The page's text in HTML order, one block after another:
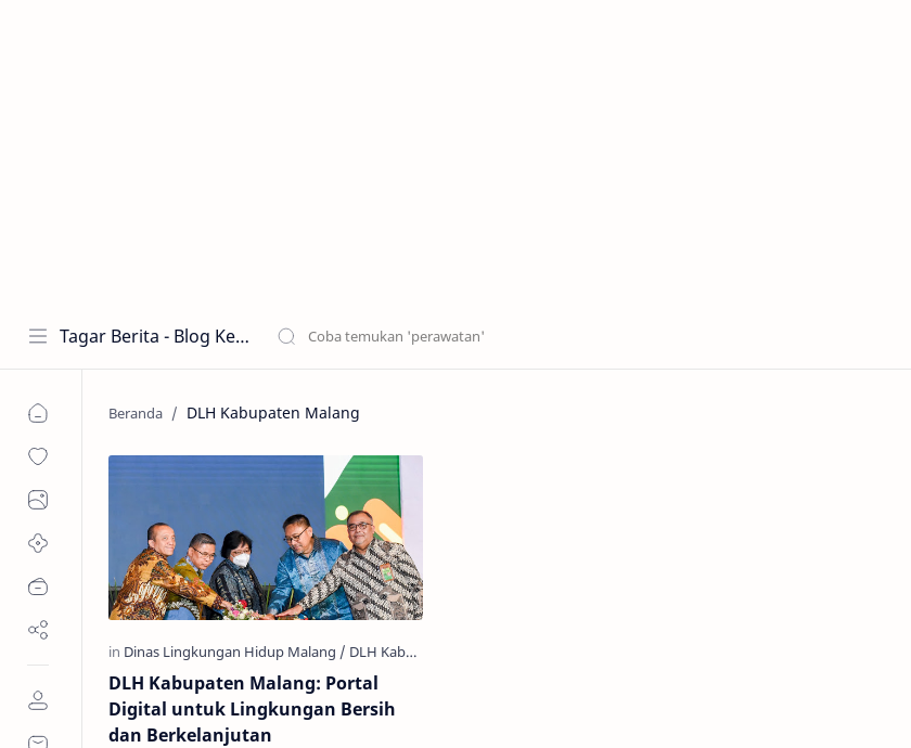
Tagar Berita - Blog Kecantikan dan Perawatan
DLH Kabupaten Malang
DLH Kabupaten Malang: Portal
Digital untuk Lingkungan Bersih
dan Berkelanjutan